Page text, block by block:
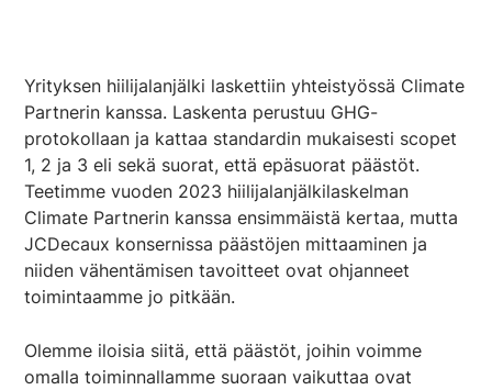
Yrityksen hiilijalanjälki laskettiin yhteistyössä Climate
Partnerin kanssa. Laskenta perustuu GHG-
protokollaan ja kattaa standardin mukaisesti scopet
1, 2 ja 3 eli sekä suorat, että epäsuorat päästöt.
Teetimme vuoden 2023 hiilijalanjälkilaskelman
Climate Partnerin kanssa ensimmäistä kertaa, mutta
JCDecaux konsernissa päästöjen mittaaminen ja
niiden vähentämisen tavoitteet ovat ohjanneet
toimintaamme jo pitkään.
Olemme iloisia siitä, että päästöt, joihin voimme
omalla toiminnallamme suoraan vaikuttaa ovat